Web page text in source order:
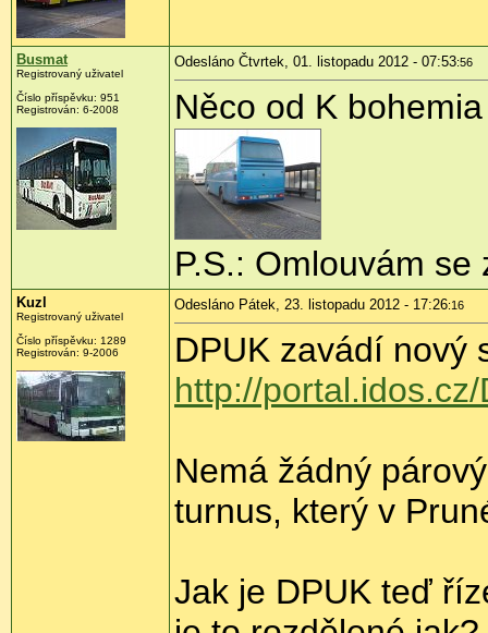
Busmat
Registrovaný uživatel
Číslo příspěvku: 951
Registrován: 6-2008
Odesláno Čtvrtek, 01. listopadu 2012 - 07:53:56
Něco od K
P.S.: Omlouvám
Kuzl
Registrovaný uživatel
Číslo příspěvku: 1289
Registrován: 9-2006
Odesláno Pátek, 23. listopadu 2012 - 17:26:16
DPUK zavádí nový
http://
Nemá žádný
turnus, který v
Jak je DPUK teď